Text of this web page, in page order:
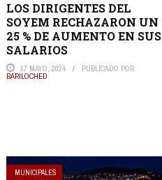
LOS DIRIGENTES DEL
SOYEM RECHAZARON UN
25 % DE AUMENTO EN SUS
SALARIOS
17 MAYO, 2024 PUBLICADO POR
BARILOCHED
MUNICIPALES